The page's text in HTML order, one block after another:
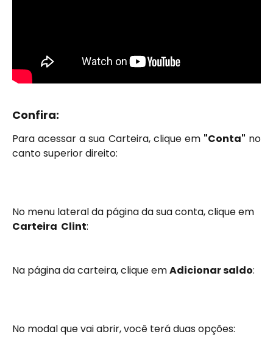
Confira:
Para acessar a sua Carteira, clique em "Conta" no
canto superior direito:
No menu lateral da página da sua conta, clique em
Carteira  Clint:
Na página da carteira, clique em Adicionar saldo:
No modal que vai abrir, você terá duas opções: